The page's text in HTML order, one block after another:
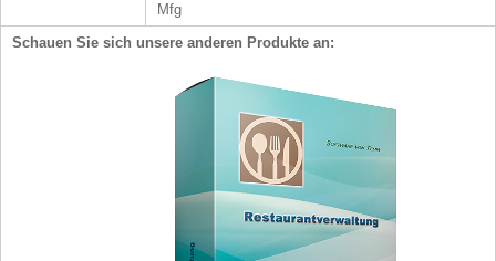
Mfg
Schauen Sie sich unsere anderen Produkte an: